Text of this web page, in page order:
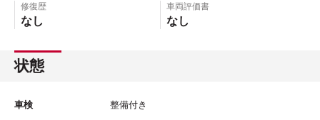
修復歴
なし
車両評価書
なし
状態
車検 整備付き